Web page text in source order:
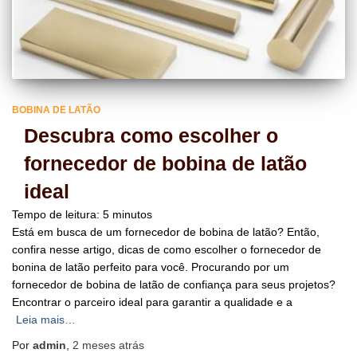
BOBINA DE LATÃO
Descubra como escolher o
fornecedor de bobina de latão
ideal
Tempo de leitura: 5 minutos
Está em busca de um fornecedor de bobina de latão? Então,
confira nesse artigo, dicas de como escolher o fornecedor de
bonina de latão perfeito para você. Procurando por um
fornecedor de bobina de latão de confiança para seus projetos?
Encontrar o parceiro ideal para garantir a qualidade e a
Leia mais…
Por admin 2 meses atrás